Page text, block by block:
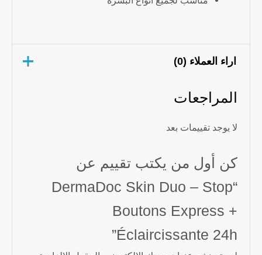
اراء العملاء (0)
المراجعات
لا يوجد تقييمات بعد
كن أول من يكتب تقييم عن
“DermaDoc Skin Duo – Stop
Boutons Express +
Éclaircissante 24h”